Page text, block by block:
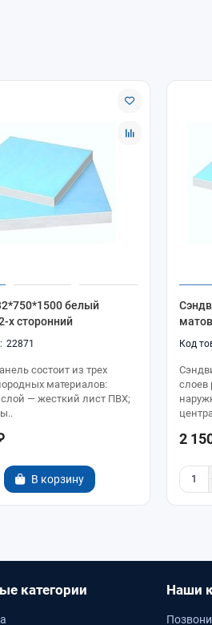
белый
х сторонний
22871
состоит из трех
материалов:
— жесткий лист ПВХ;
В корзину
слоев
2
категории Наши